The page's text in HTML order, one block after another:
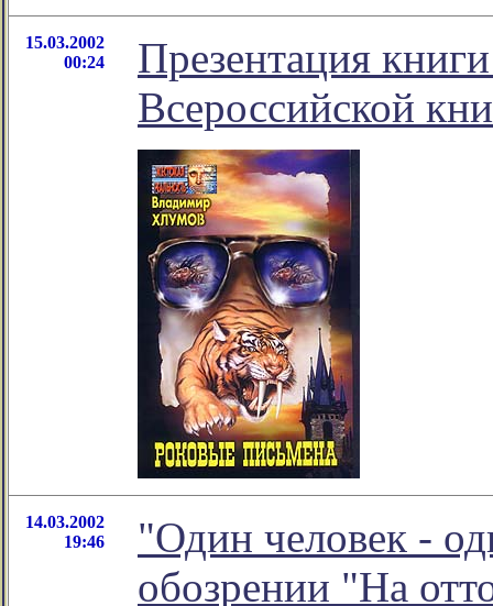
15.03.2002
00:24
Презентация
Всероссийской
14.03.2002
19:46
"Один человек -
обозрении "На